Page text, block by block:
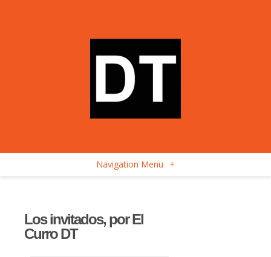
Navigation Menu +
Los invitados, por El
Curro DT